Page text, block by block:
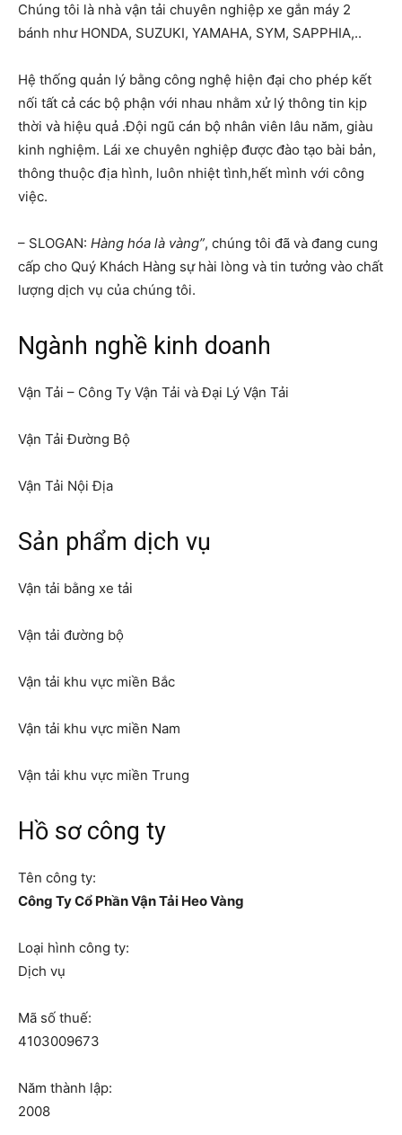
Chúng tôi là nhà vận tải chuyên nghiệp xe gắn máy 2
bánh như HONDA, SUZUKI, YAMAHA, SYM, SAPPHIA,..
Hệ thống quản lý bằng công nghệ hiện đại cho phép kết
nối tất cả các bộ phận với nhau nhằm xử lý thông tin kịp
thời và hiệu quả .Đội ngũ cán bộ nhân viên lâu năm, giàu
kinh nghiệm. Lái xe chuyên nghiệp được đào tạo bài bản,
thông thuộc địa hình, luôn nhiệt tình,hết mình với công
việc.
– SLOGAN: Hàng hóa là vàng”, chúng tôi đã và đang cung
cấp cho Quý Khách Hàng sự hài lòng và tin tưởng vào chất
lượng dịch vụ của chúng tôi.
Ngành nghề kinh doanh
Vận Tải – Công Ty Vận Tải và Đại Lý Vận Tải
Vận Tải Đường Bộ
Vận Tải Nội Địa
Sản phẩm dịch vụ
Vận tải bằng xe tải
Vận tải đường bộ
Vận tải khu vực miền Bắc
Vận tải khu vực miền Nam
Vận tải khu vực miền Trung
Hồ sơ công ty
Tên công ty:
Công Ty Cổ Phần Vận Tải Heo Vàng
Loại hình công ty:
Dịch vụ
Mã số thuế:
4103009673
Năm thành lập:
2008